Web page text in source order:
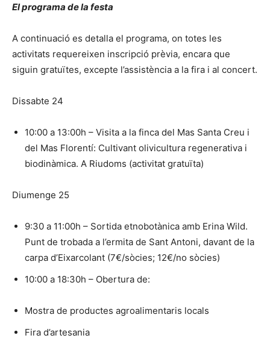
El programa de la festa
A continuació es detalla el programa, on totes les
activitats requereixen inscripció prèvia, encara que
siguin gratuïtes, excepte l’assistència a la fira i al concert.
Dissabte 24
10:00 a 13:00h – Visita a la finca del Mas Santa Creu i
del Mas Florentí: Cultivant olivicultura regenerativa i
biodinàmica. A Riudoms (activitat gratuïta)
Diumenge 25
9:30 a 11:00h – Sortida etnobotànica amb Erina Wild.
Punt de trobada a l’ermita de Sant Antoni, davant de la
carpa d’Eixarcolant (7€/sòcies; 12€/no sòcies)
10:00 a 18:30h – Obertura de:
Mostra de productes agroalimentaris locals
Fira d’artesania